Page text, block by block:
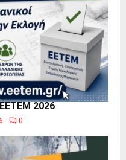
2026
0